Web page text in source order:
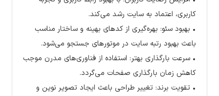
کاربری، اعتماد به سایت رشد می‌کند.
• بهبود سئو: بهره‌گیری از کدهای بهینه و ساختار مناسب
باعث بهبود رتبه سایت در موتورهای جستجو می‌شود.
• سرعت بارگذاری بهتر: استفاده از فناوری‌های مدرن موجب
کاهش زمان بارگذاری صفحات می‌گردد.
• تقویت برند: تغییر طراحی باعث ایجاد تصویر نوین و